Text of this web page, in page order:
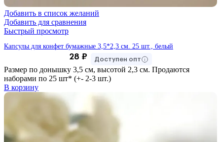
Добавить в список желаний
Добавить для сравнения
Быстрый просмотр
Капсулы для конфет бумажные 3,5*2,3 см. 25 шт., белый
28 ₽ Доступен опт
Размер по донышку 3,5 см, высотой 2,3 см. Продаются
наборами по 25 шт* (+- 2-3 шт.)
В корзину